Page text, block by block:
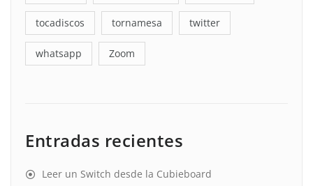
tocadiscos tornamesa twitter
whatsapp Zoom
Entradas recientes
Leer un Switch desde la Cubieboard